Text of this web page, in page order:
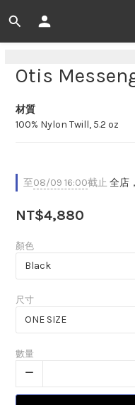
Otis
材質
100% Nylon Twill, 5.2 oz
至08/09 16:00截止 全店
NT$4,880
顏色
尺寸
數量